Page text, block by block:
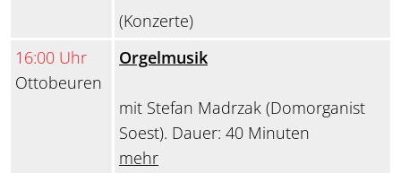
(Konzerte)
16:00 Uhr
Ottobeuren
Orgelmusik
mit Stefan Madrzak (Domorganist
Soest). Dauer: 40 Minuten
mehr